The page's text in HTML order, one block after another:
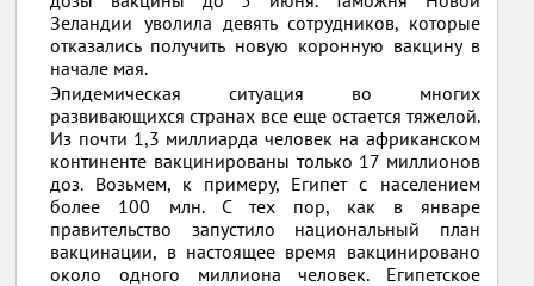
Зеландии уволила девять сотрудников, которые
отказались получить новую коронную вакцину в
начале мая.
Эпидемическая ситуация во многих
развивающихся странах все еще остается тяжелой.
Из почти 1,3 миллиарда человек на африканском
континенте вакцинированы только 17 миллионов
доз. Возьмем, к примеру, Египет с населением
более 100 млн. С тех пор, как в январе
правительство запустило национальный план
вакцинации, в настоящее время вакцинировано
около одного миллиона человек. Египетское